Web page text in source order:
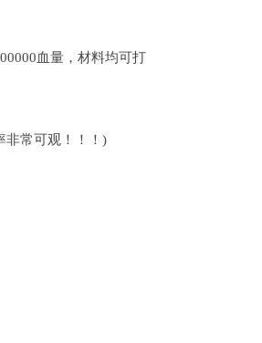
血量，材料均可打
非常可观！！！)